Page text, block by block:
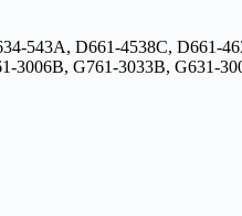
543A, D661-4538C, D661-
3006B, G761-3033B, G631-